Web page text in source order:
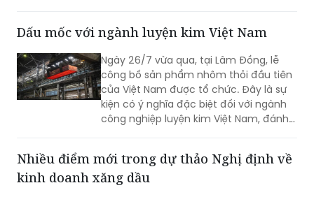
trái phép hàng hóa qua biên giới; đấu
tranh với các loại tội phạm về ma túy,
tiền chất, động vật hoang dã và sản
phẩm động vật nguy cấp, quý, hiếm,
chất nổ dân dụng, hàng hóa lưỡng
dụng, thuốc lá và các hành vi xâm
phạm quyền sở hữu trí tuệ.
Dấu mốc với ngành luyện kim Việt Nam
Ngày 26/7 vừa qua, tại Lâm Đồng, lễ
công bố sản phẩm nhôm thỏi đầu tiên
của Việt Nam được tổ chức. Đây là sự
kiện có ý nghĩa đặc biệt đối với ngành
công nghiệp luyện kim Việt Nam, đánh
cao, sử dụng công nghệ điện phân
nhôm với cường độ dòng điện 500kA.
Nhiều điểm mới trong dự thảo Nghị định về
kinh doanh xăng dầu